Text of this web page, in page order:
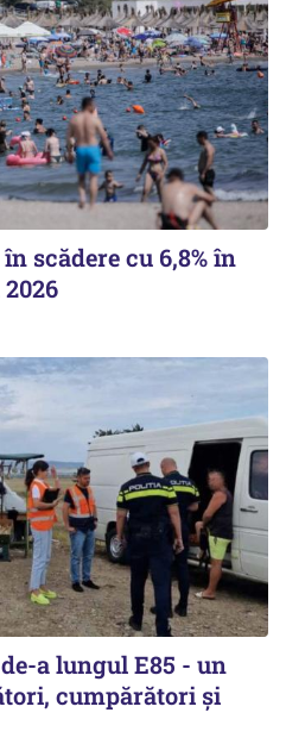
scădere cu 6,8% în
a lungul E85 - un
cumpărători și